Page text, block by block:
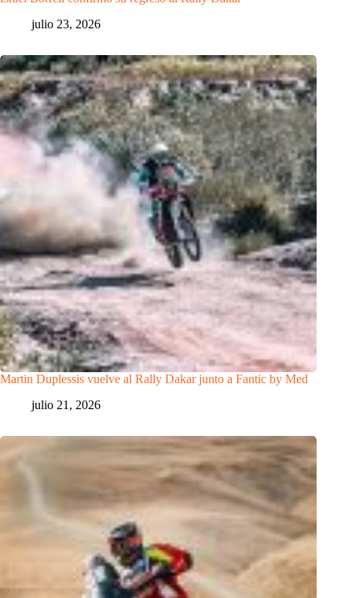
julio 23, 2026
Martin Duplessis vuelve al Rally Dakar junto a Fantic by Med
julio 21, 2026